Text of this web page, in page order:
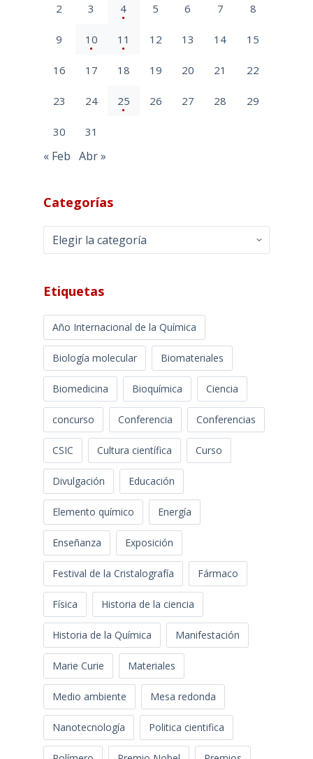
2 3 4 5 6 7 8
9 10 11 12 13 14 15
16 17 18 19 20 21 22
23 24 25 26 27 28 29
30 31
« Feb Abr »
Categorías
Categorías
Etiquetas
Año Internacional de la Química
Biología molecular Biomateriales
Biomedicina Bioquímica Ciencia
concurso Conferencia Conferencias
CSIC Cultura científica Curso
Divulgación Educación
Elemento químico Energía
Enseñanza Exposición
Festival de la Cristalografía Fármaco
Física Historia de la ciencia
Historia de la Química Manifestación
Marie Curie Materiales
Medio ambiente Mesa redonda
Nanotecnología Politica cientifica